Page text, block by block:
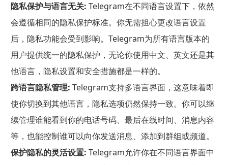
隐私保护与语言无关: Telegram在不同语言设置下，依然
会遵循相同的隐私保护标准。你无需担心更改语言设置
后，隐私功能会受到影响。Telegram为所有语言版本的
用户提供统一的隐私保护，无论你使用中文、英文还是其
他语言，隐私设置和安全措施都是一样的。
跨语言隐私管理: Telegram支持多语言界面，这意味着即
使你切换到其他语言，隐私选项仍然保持一致。你可以继
续管理谁能看到你的电话号码、最后在线时间、消息内容
等，也能控制谁可以向你发送消息、添加到群组或频道。
保护隐私的灵活设置: Telegram允许你在不同语言界面中